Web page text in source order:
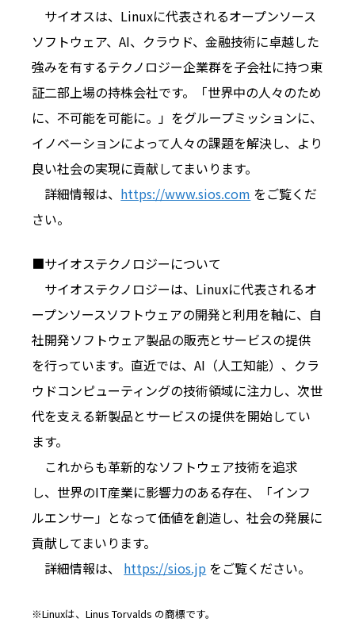
サイオスは、Linuxに代表されるオープンソース
ソフトウェア、AI、 クラウド、金融技術に卓越した
強みを有するテクノロジー企業群を子会社に持つ東
証二部上場の持株会社です。「世界中の人々のため
に、不可能を可能に。」をグループミッションに、
イノベーションによって人々の課題を解決し、 より
良い社会の実現に貢献してまいります。
詳細情報は、 https://www.sios.com をご覧くだ
さい。
■サイオステクノロジーについて
サイオステクノロジーは、Linuxに代表されるオ
ープンソースソフトウェアの開発と利用を軸に、自
社開発ソフトウェア製品の販売とサービスの提供
を行っています。直近では、AI（人工知能）、クラ
ウドコンピューティングの技術領域に注力し、次世
代を支える新製品とサービスの提供を開始してい
ます。
これからも革新的なソフトウェア技術を追求
し、世界のIT産業に影響力のある存在、「インフ
ルエンサー」となって価値を創造し、社会の発展に
貢献してまいります。
詳細情報は、 https://sios.jp をご覧ください。
※Linuxは、Linus Torvalds の商標です。